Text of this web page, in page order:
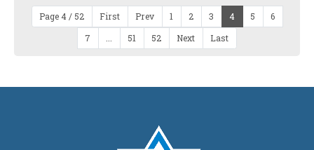
Page 4 / 52 First Prev 1 2 3 4 5
6
7
51 52 Next Last